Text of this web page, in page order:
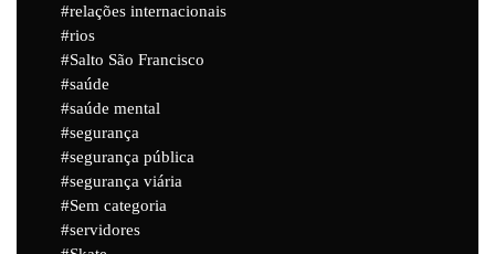
relações internacionais
rios
Salto São Francisco
saúde
saúde mental
segurança
segurança pública
segurança viária
Sem categoria
servidores